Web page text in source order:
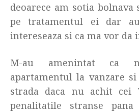
deoarece am sotia
pe tratamentul ei dar
intereseaza si ca ma vor da
M-au amenintat ca
apartamentul la vanzare
strada daca nu achit cei
penalitatile stranse